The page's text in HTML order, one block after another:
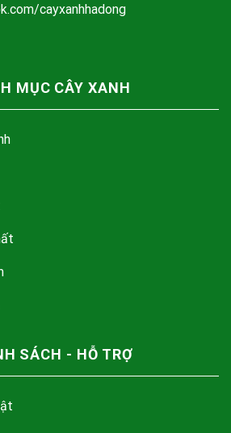
cayxanhhadong
MỤC CÂY XANH
SÁCH - HỖ TRỢ